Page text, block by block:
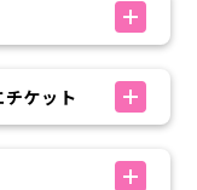
ケット